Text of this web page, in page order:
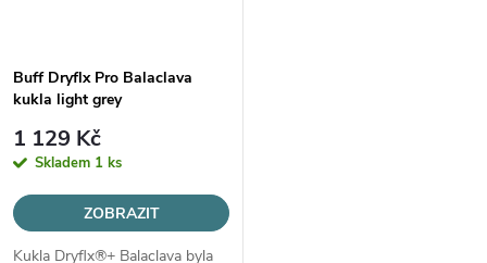
Buff Dryflx Pro Balaclava
kukla light grey
1 129 Kč
Skladem 1 ks
ZOBRAZIT
Kukla Dryflx®+ Balaclava byla